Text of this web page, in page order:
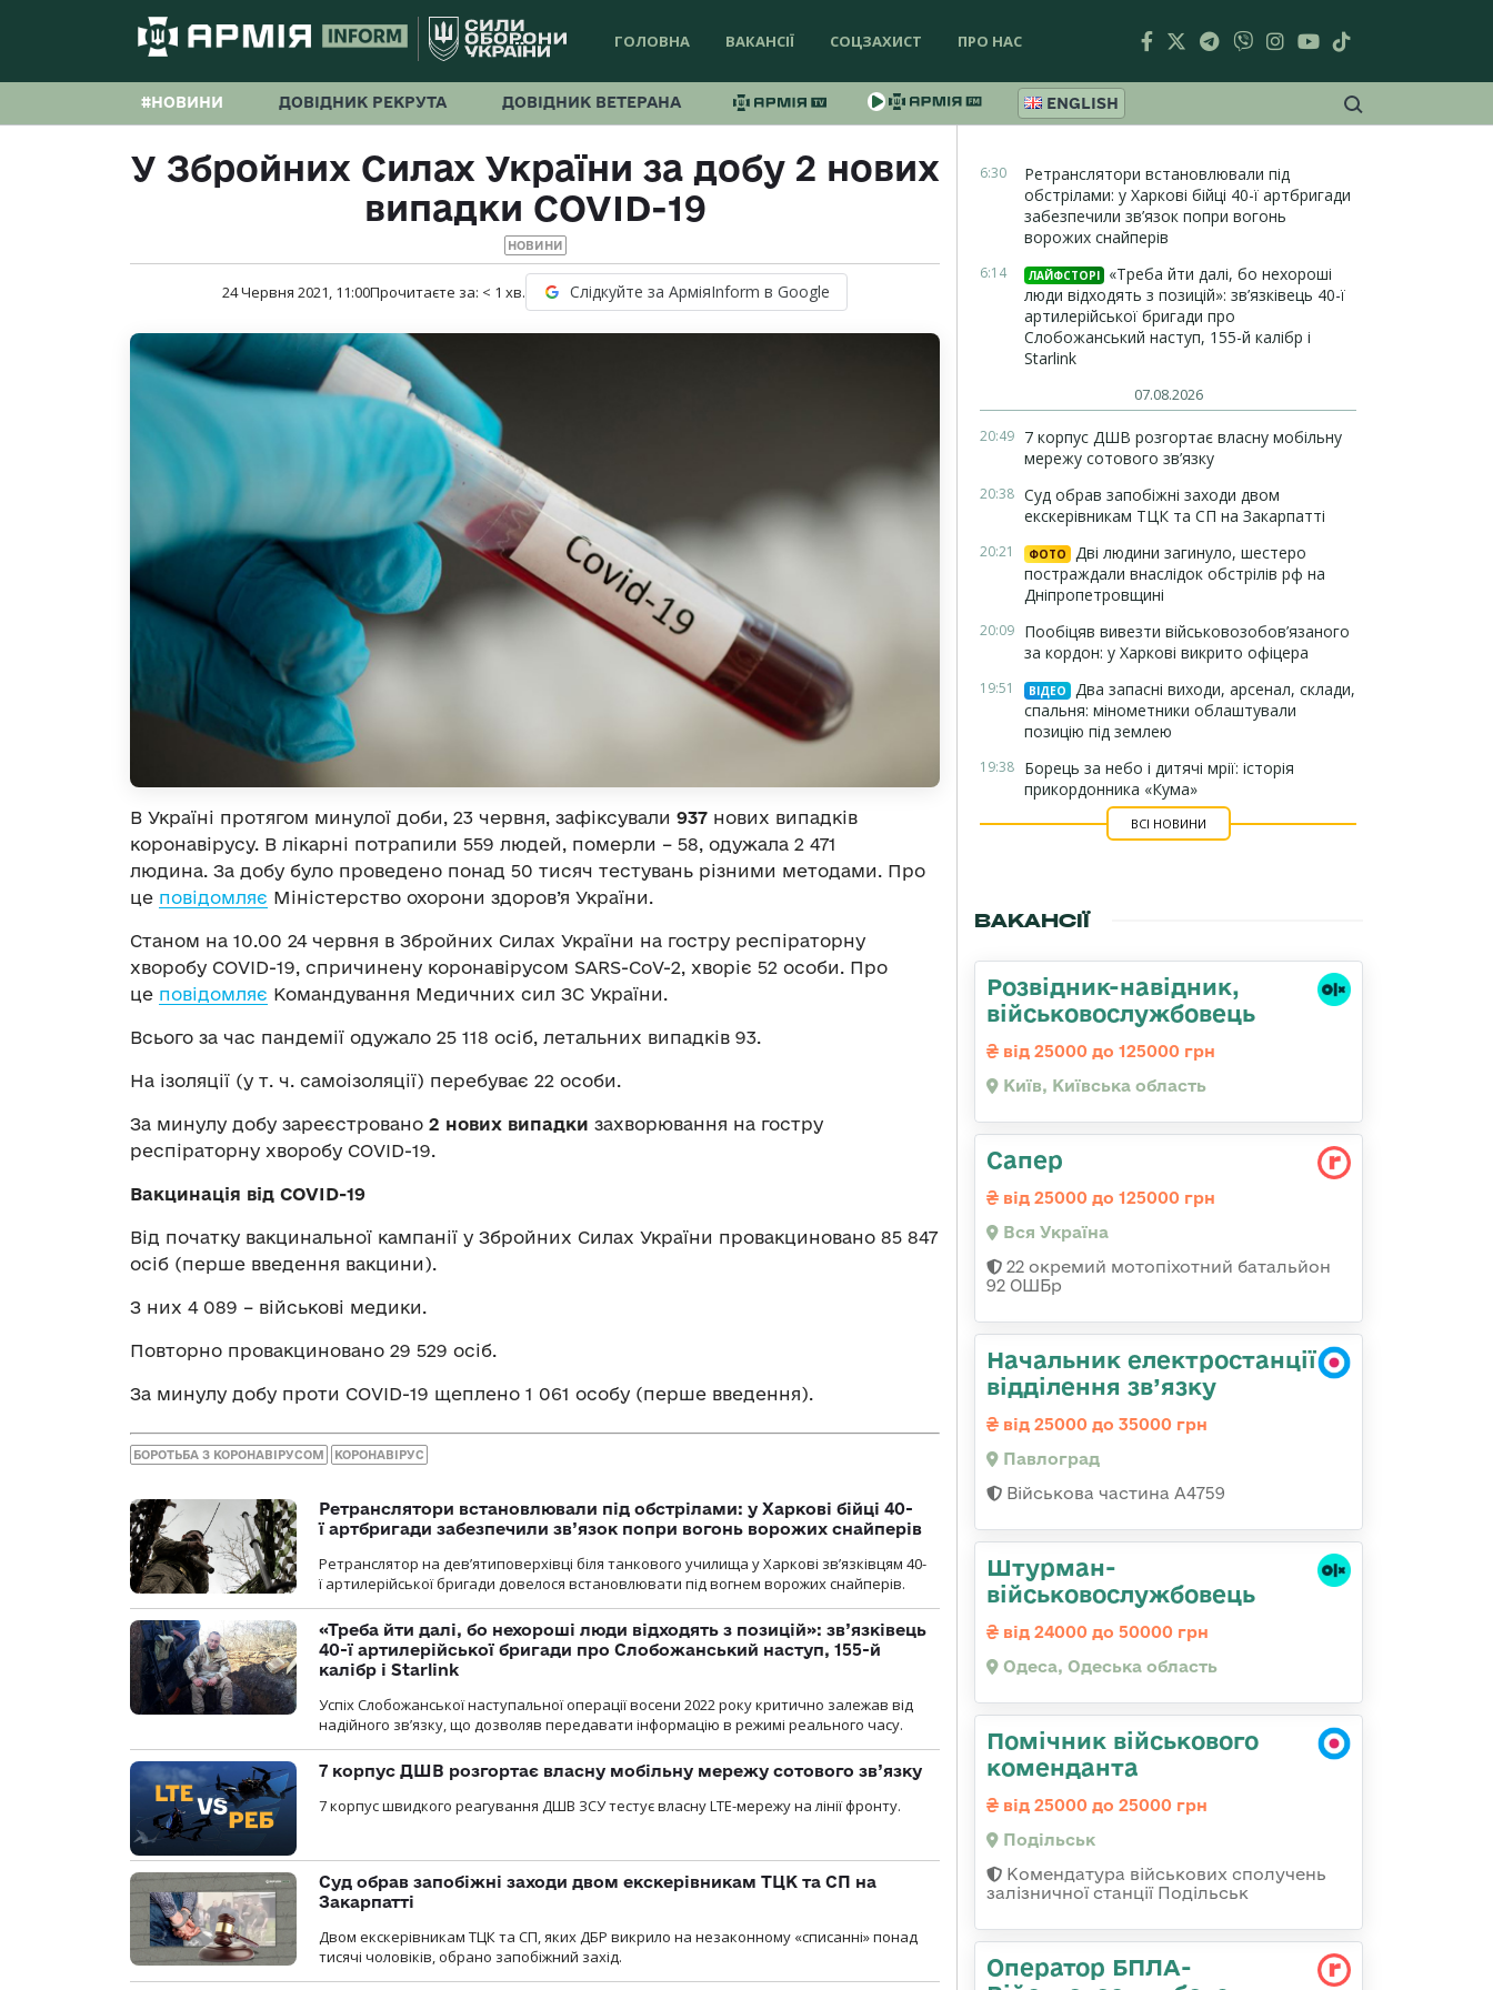
ГОЛОВНА ВАКАНСІЇ СОЦЗАХИСТ ПРО НАС
#НОВИНИ ДОВІДНИК РЕКРУТА ДОВІДНИК ВЕТЕРАНА ENGLISH
У Збройних Силах України за добу 2 нових
випадки COVID-19
НОВИНИ
24 Червня 2021, 11:00Прочитаєте за: < 1 хв. Слідкуйте за АрміяInform в Google
В Україні протягом минулої доби, 23 червня, зафіксували 937 нових випадків
коронавірусу. В лікарні потрапили 559 людей, померли – 58, одужала 2 471
людина. За добу було проведено понад 50 тисяч тестувань різними методами. Про
це повідомляє Міністерство охорони здоров’я України.
Станом на 10.00 24 червня в Збройних Силах України на гостру респіраторну
хворобу COVID-19, спричинену коронавірусом SARS-CoV-2, хворіє 52 особи. Про
це повідомляє Командування Медичних сил ЗС України.
Всього за час пандемії одужало 25 118 осіб, летальних випадків 93.
На ізоляції (у т. ч. самоізоляції) перебуває 22 особи.
За минулу добу зареєстровано 2 нових випадки захворювання на гостру
респіраторну хворобу COVID-19.
Вакцинація від COVID-19
Від початку вакцинальної кампанії у Збройних Силах України провакциновано 85 847
осіб (перше введення вакцини).
З них 4 089 – військові медики.
Повторно провакциновано 29 529 осіб.
За минулу добу проти COVID-19 щеплено 1 061 особу (перше введення).
БОРОТЬБА З КОРОНАВІРУСОМ КОРОНАВІРУС
Ретранслятори встановлювали під обстрілами: у Харкові бійці 40-
ї артбригади забезпечили зв’язок попри вогонь ворожих снайперів
Ретранслятор на дев’ятиповерхівці біля танкового училища у Харкові зв’язківцям 40-
ї артилерійської бригади довелося встановлювати під вогнем ворожих снайперів.
«Треба йти далі, бо нехороші люди відходять з позицій»: зв’язківець
40-ї артилерійської бригади про Слобожанський наступ, 155-й
калібр і Starlink
Успіх Слобожанської наступальної операції восени 2022 року критично залежав від
надійного зв’язку, що дозволяв передавати інформацію в режимі реального часу.
7 корпус ДШВ розгортає власну мобільну мережу сотового зв’язку
7 корпус швидкого реагування ДШВ ЗСУ тестує власну LTE-мережу на лінії фронту.
Суд обрав запобіжні заходи двом екскерівникам ТЦК та СП на
Закарпатті
Двом екскерівникам ТЦК та СП, яких ДБР викрило на незаконному «списанні» понад
тисячі чоловіків, обрано запобіжний захід.
6:30
Ретранслятори встановлювали під
обстрілами: у Харкові бійці 40-ї артбригади
забезпечили зв’язок попри вогонь
ворожих снайперів
6:14 ЛАЙФСТОРІ
«Треба йти далі, бо нехороші
люди відходять з позицій»: зв’язківець 40-ї
артилерійської бригади про
Слобожанський наступ, 155-й калібр і
Starlink
07.08.2026
20:49 7 корпус ДШВ розгортає власну мобільну
мережу сотового зв’язку
20:38 Суд обрав запобіжні заходи двом
екскерівникам ТЦК та СП на Закарпатті
20:21 ФОТО
Дві людини загинуло, шестеро
постраждали внаслідок обстрілів рф на
Дніпропетровщині
20:09 Пообіцяв вивезти військовозобов’язаного
за кордон: у Харкові викрито офіцера
19:51 ВІДЕО
Два запасні виходи, арсенал, склади,
спальня: мінометники облаштували
позицію під землею
19:38 Борець за небо і дитячі мрії: історія
прикордонника «Кума»
ВСІ НОВИНИ
ВАКАНСІЇ
Розвідник-навідник,
військовослужбовець
від 25000 до 125000 грн
Київ, Київська область
Сапер
від 25000 до 125000 грн
Вся Україна
22 окремий мотопіхотний батальйон
92 ОШБр
Начальник електростанції
відділення зв’язку
від 25000 до 35000 грн
Павлоград
Військова частина А4759
Штурман-
військовослужбовець
від 24000 до 50000 грн
Одеса, Одеська область
Помічник військового
коменданта
від 25000 до 25000 грн
Подільськ
Комендатура військових сполучень
залізничної станції Подільськ
Оператор БПЛА-